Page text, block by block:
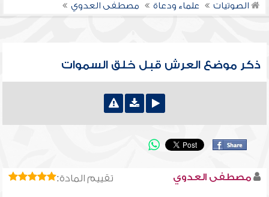
الصوتيات علماء ودعاة مصطفى العدوي
ذكر موضع العرش قبل خلق السموات
تقييم المادة: مصطفى العدوي